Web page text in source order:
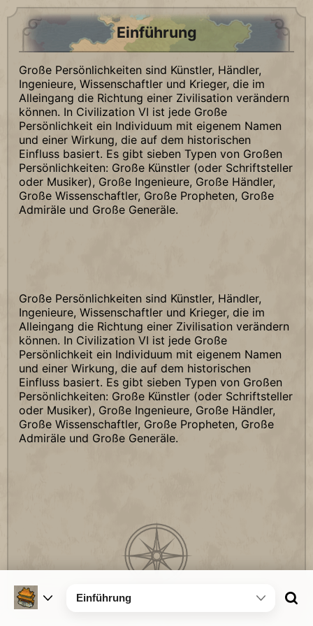
Einführung
Große Persönlichkeiten sind Künstler, Händler,
Ingenieure, Wissenschaftler und Krieger, die im
Alleingang die Richtung einer Zivilisation verändern
können. In Civilization VI ist jede Große
Persönlichkeit ein Individuum mit eigenem Namen
und einer Wirkung, die auf dem historischen
Einfluss basiert. Es gibt sieben Typen von Großen
Persönlichkeiten: Große Künstler (oder Schriftsteller
oder Musiker), Große Ingenieure, Große Händler,
Große Wissenschaftler, Große Propheten, Große
Admiräle und Große Generäle.
Große Persönlichkeiten sind Künstler, Händler,
Ingenieure, Wissenschaftler und Krieger, die im
Alleingang die Richtung einer Zivilisation verändern
können. In Civilization VI ist jede Große
Persönlichkeit ein Individuum mit eigenem Namen
und einer Wirkung, die auf dem historischen
Einfluss basiert. Es gibt sieben Typen von Großen
Persönlichkeiten: Große Künstler (oder Schriftsteller
oder Musiker), Große Ingenieure, Große Händler,
Große Wissenschaftler, Große Propheten, Große
Admiräle und Große Generäle.
Einführung